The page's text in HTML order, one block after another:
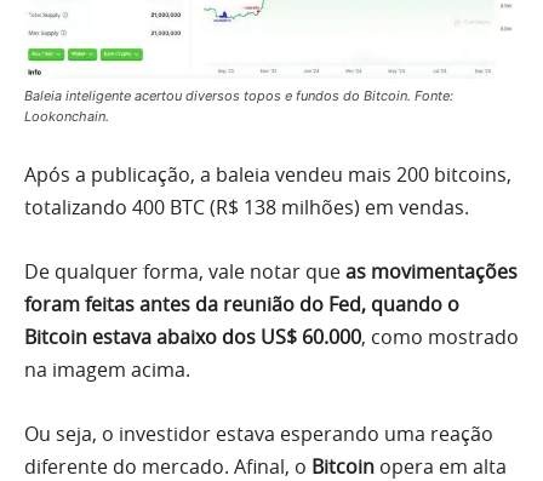
Baleia inteligente acertou diversos topos e fundos do Bitcoin. Fonte:
Lookonchain.
Após a publicação, a baleia vendeu mais 200 bitcoins,
totalizando 400 BTC (R$ 138 milhões) em vendas.
De qualquer forma, vale notar queas movimentações
foram feitas antes da reunião do Fed, quando o
Bitcoin estava abaixo dos US$ 60.000, como mostrado
na imagem acima.
Ou seja, o investidor estava esperando uma reação
diferente do mercado. Afinal, o Bitcoin opera em alta